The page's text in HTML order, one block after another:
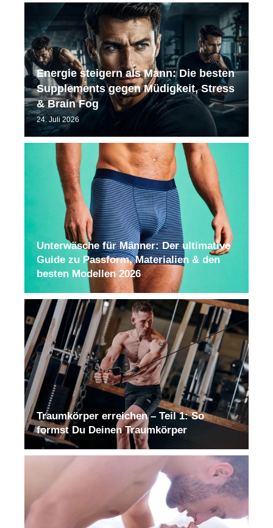
Energie steigern als Mann: Die besten
Supplements gegen Müdigkeit, Stress
& Brain Fog
24. Juli 2026
Unterwäsche für Männer: Der ultimative
Guide zu Passform, Materialien & den
besten Modellen 2026
Traumkörper erreichen – Teil 1: So
formst Du Deinen Traumkörper